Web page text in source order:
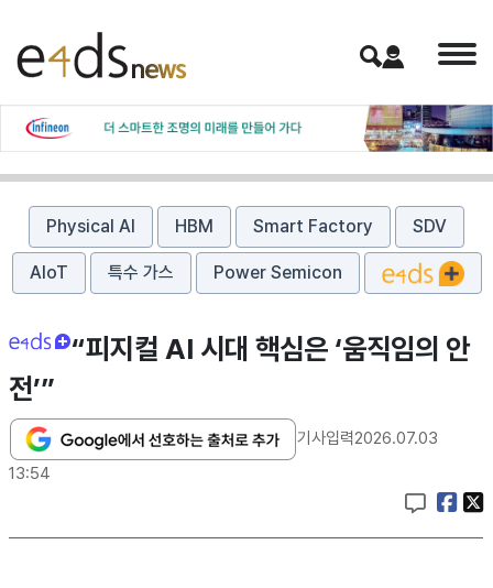
Physical AI HBM Smart Factory SDV
AIoT 특수 가스 Power Semicon
“피지컬 AI 시대 핵심은 ‘움직임의 안
전’”
기사입력2026.07.03
13:54